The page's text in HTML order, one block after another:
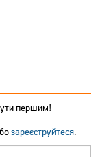
першим!
зареєструйтеся.